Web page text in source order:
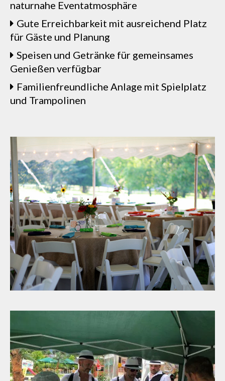
naturnahe Eventatmosphäre
Gute Erreichbarkeit mit ausreichend Platz
für Gäste und Planung
Speisen und Getränke für gemeinsames
Genießen verfügbar
Familienfreundliche Anlage mit Spielplatz
und Trampolinen